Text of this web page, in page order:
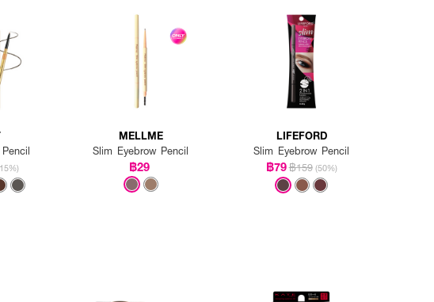
MELLME
Slim Eyebrow Pencil
฿29
LIFEFORD
Slim Eyebrow Pencil
฿79฿159 (50%)